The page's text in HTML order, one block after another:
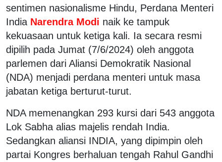
sentimen nasionalisme Hindu, Perdana Menteri
India Narendra Modi naik ke tampuk
kekuasaan untuk ketiga kali. Ia secara resmi
dipilih pada Jumat (7/6/2024) oleh anggota
parlemen dari Aliansi Demokratik Nasional
(NDA) menjadi perdana menteri untuk masa
jabatan ketiga berturut-turut.
NDA memenangkan 293 kursi dari 543 anggota
Lok Sabha alias majelis rendah India.
Sedangkan aliansi INDIA, yang dipimpin oleh
partai Kongres berhaluan tengah Rahul Gandhi